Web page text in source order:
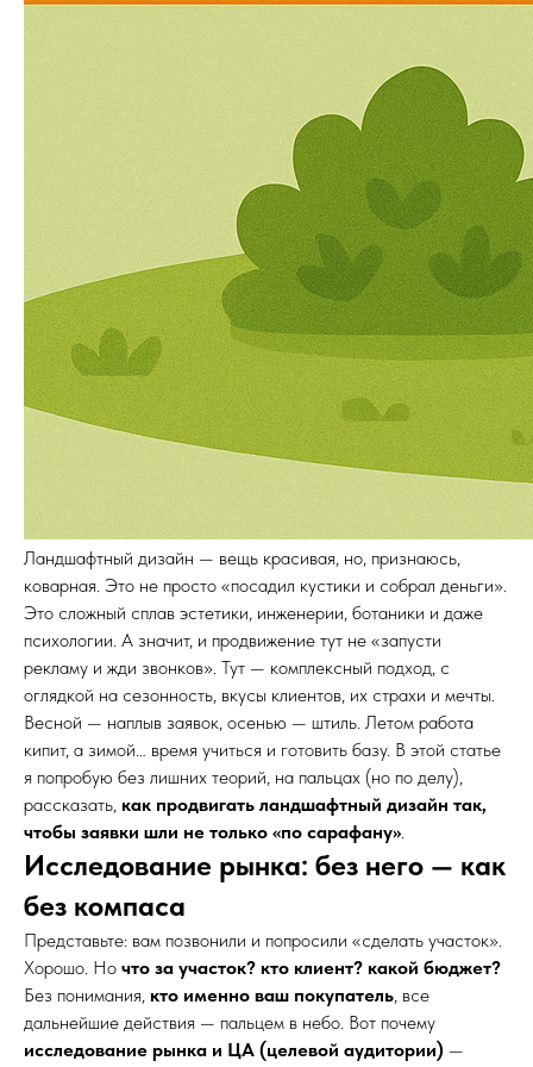
Ландшафтный дизайн — вещь красивая, но, признаюсь,
коварная. Это не просто «посадил кустики и собрал деньги».
Это сложный сплав эстетики, инженерии, ботаники и даже
психологии. А значит, и продвижение тут не «запусти
рекламу и жди звонков». Тут — комплексный подход, с
оглядкой на сезонность, вкусы клиентов, их страхи и мечты.
Весной — наплыв заявок, осенью — штиль. Летом работа
кипит, а зимой… время учиться и готовить базу. В этой статье
я попробую без лишних теорий, на пальцах (но по делу),
рассказать, как продвигать ландшафтный дизайн так,
чтобы заявки шли не только «по сарафану».
Исследование рынка: без него — как
без компаса
Представьте: вам позвонили и попросили «сделать участок».
Хорошо. Но что за участок? кто клиент? какой бюджет?
Без понимания, кто именно ваш покупатель, все
дальнейшие действия — пальцем в небо. Вот почему
исследование рынка и ЦА (целевой аудитории) —